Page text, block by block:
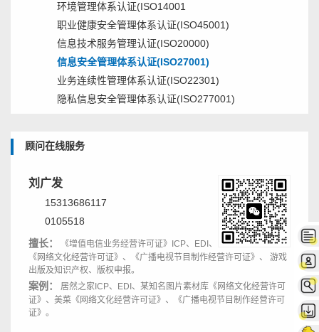
环境管理体系认证(ISO14001
职业健康安全管理体系认证(ISO45001)
信息技术服务管理认证(ISO20000)
信息安全管理体系认证(ISO27001)
业务连续性管理体系认证(ISO22301)
隐私信息安全管理体系认证(ISO277001)
顾问在线服务
刘广发
15313686117
0105518
擅长：
《增值电信业务经营许可证》ICP、EDI、
《网络文化经营许可证》、《广播电视节目制作经营许可证》、 游戏
出版及知识产权、版权申报。
案例：
居然之家ICP、EDI、某知名图片素材库《网络文化经营许可
证》、美菜《网络文化经营许可证》、《广播电视节目制作经营许可
证》。